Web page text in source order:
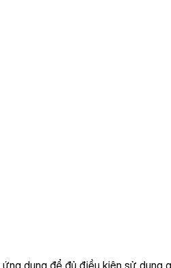
dụng để đủ điều kiện sử dụng